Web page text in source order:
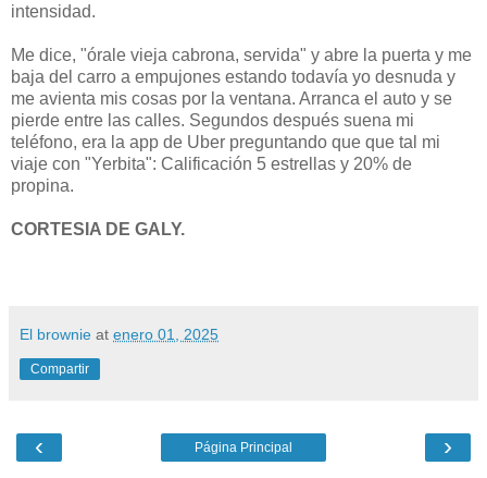
intensidad.
Me dice, "órale vieja cabrona, servida" y abre la puerta y me
baja del carro a empujones estando todavía yo desnuda y
me avienta mis cosas por la ventana. Arranca el auto y se
pierde entre las calles. Segundos después suena mi
teléfono, era la app de Uber preguntando que que tal mi
viaje con "Yerbita": Calificación 5 estrellas y 20% de
propina.
CORTESIA DE GALY.
El brownie at enero 01, 2025
Compartir
‹ ›
Página Principal